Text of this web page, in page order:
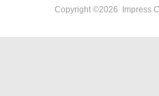
Copyright ©2026 Impress